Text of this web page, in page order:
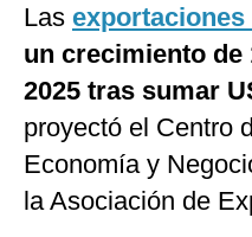
México
Internacional
Tecnología
Club del Suscriptor
Las exportaciones
un crecimiento de
2025 tras sumar
proyectó el Centro
Economía y
la Asociación de